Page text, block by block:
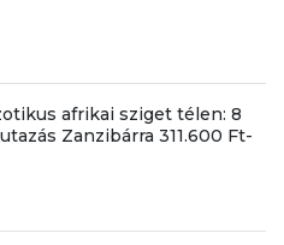
afrikai sziget télen: 8
Zanzibárra 311.600 Ft-